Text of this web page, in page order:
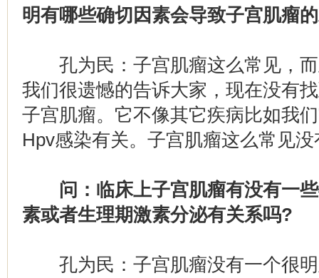
明有哪些确切因素会导致子宫肌瘤
孔为民：子宫肌瘤这么常见，而
我们很遗憾的告诉大家，现在没有
子宫肌瘤。它不像其它疾病比如我
Hpv感染有关。子宫肌瘤这么常见
问：临床上子宫肌瘤有没有一
素或者生理期激素分泌有关系吗?
孔为民：子宫肌瘤没有一个很明